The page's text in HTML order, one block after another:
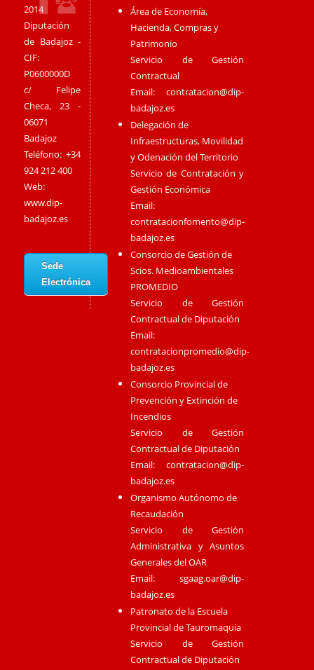
2014
Diputación
de Badajoz -
CIF:
P0600000D
c/ Felipe
Checa, 23 -
06071
Badajoz
Teléfono: +34
924 212 400
Web:
www.dip-
badajoz.es
Sede
Electrónica
Área de Economía,
Hacienda, Compras y
Patrimonio
Servicio de Gestión
Contractual
Email:contratacion@dip-
badajoz.es
Delegación de
Infraestructuras, Movilidad
y Odenación del Territorio
Servicio de Contratación y
Gestión Económica
Email:
contratacionfomento@dip-
badajoz.es
Consorcio de Gestión de
Scios. Medioambientales
PROMEDIO
Servicio de Gestión
Contractual de Diputación
Email:
contratacionpromedio@dip-
badajoz.es
Consorcio Provincial de
Prevención y Extinción de
Incendios
Servicio de Gestión
Contractual de Diputación
Email:contratacion@dip-
badajoz.es
Organismo Autónomo de
Recaudación
Servicio de Gestión
Administrativa y Asuntos
Generales del OAR
Email:sgaag.oar@dip-
badajoz.es
Patronato de la Escuela
Provincial de Tauromaquia
Servicio de Gestión
Contractual de Diputación